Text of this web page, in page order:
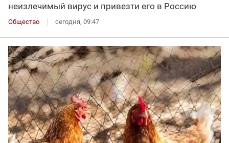
неизлечимый вирус и привезти его в Россию
Общество сегодня, 09:47